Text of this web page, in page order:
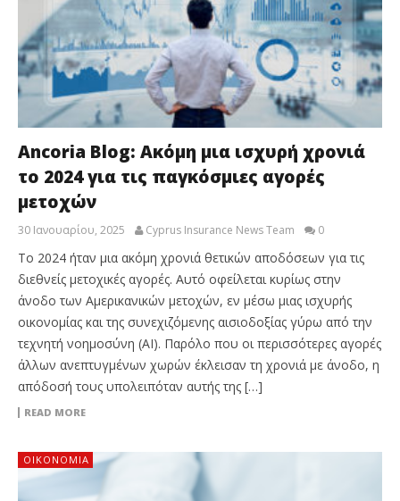
Ancoria Blog: Ακόμη μια ισχυρή χρονιά
το 2024 για τις παγκόσμιες αγορές
μετοχών
30 Ιανουαρίου, 2025 Cyprus Insurance News Team 0
Το 2024 ήταν μια ακόμη χρονιά θετικών αποδόσεων για τις
διεθνείς μετοχικές αγορές. Αυτό οφείλεται κυρίως στην
άνοδο των Aμερικανικών μετοχών, εν μέσω μιας ισχυρής
οικονομίας και της συνεχιζόμενης αισιοδοξίας γύρω από την
τεχνητή νοημοσύνη (AI). Παρόλο που οι περισσότερες αγορές
άλλων ανεπτυγμένων χωρών έκλεισαν τη χρονιά με άνοδο, η
απόδοσή τους υπολειπόταν αυτής της […]
READ MORE
ΟΙΚΟΝΟΜΙΑ